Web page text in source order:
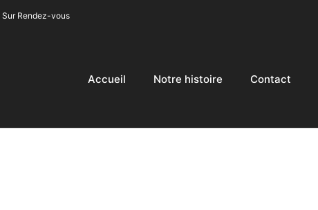
Sur Rendez-vous
Accueil Notre histoire Contact